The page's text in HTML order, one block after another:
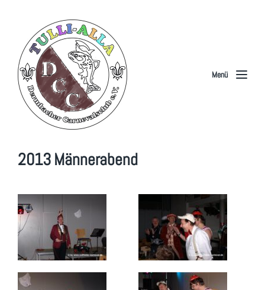
Menü
2013 Männerabend